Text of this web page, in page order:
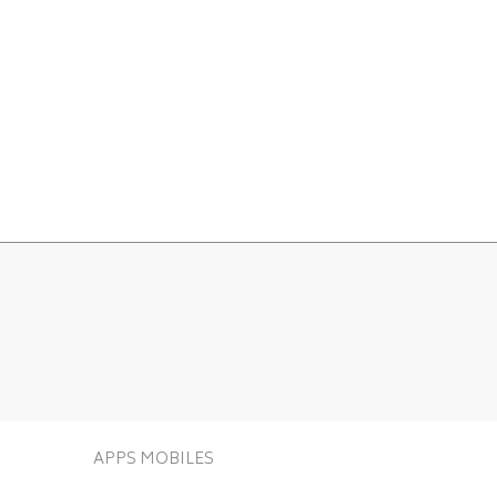
APPS MOBILES